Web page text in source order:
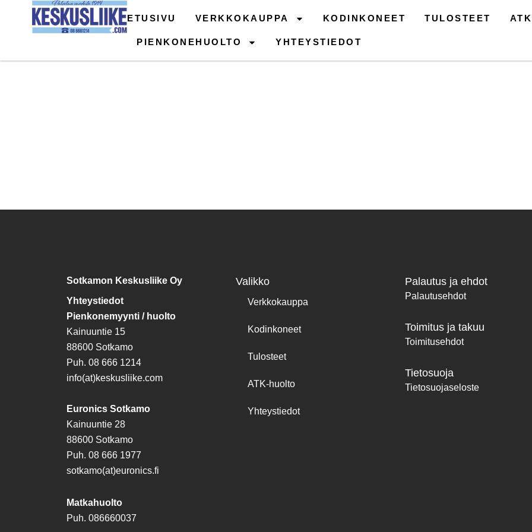
sisältöön
ETUSIVU VERKKOKAUPPA KODINKONEET TULOSTEET
PIENKONEHUOLTO YHTEYSTIEDOT
Sotkamon Keskusliike Oy
Yhteystiedot
Pienkonemyynti / huolto
Kainuuntie 15
88600 Sotkamo
Puh. 08 666 1214
info(at)keskusliike.com
Euronics Sotkamo
Kainuuntie 28
88600 Sotkamo
Puh. 08 666 1977
sotkamo(at)euronics.fi
Matkahuolto
Puh. 086660037
Valikko
Verkkokauppa
Kodinkoneet
Tulosteet
ATK-huolto
Yhteystiedot
Palautus ja ehdot
Palautusehdot
Toimitus ja takuu
Toimitusehdot
Tietosuoja
Tietosuojaseloste